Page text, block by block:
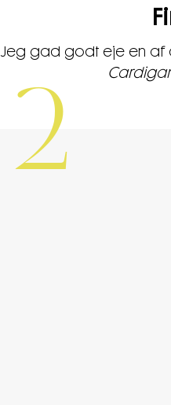
Jeg gad godt eje en af
2